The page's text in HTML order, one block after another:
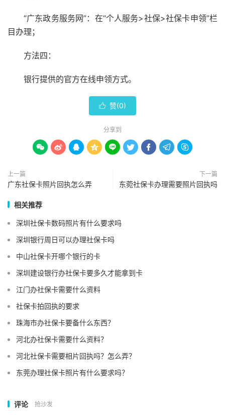
“广东政务服务网”：在“个人服务>社保>社保卡申领”栏
目办理；
方法四：
银行提供的官方在线申领方式。
 赞(0)
分享到
        
上一篇
广东社保卡照片回执怎么弄
下一篇
东菀社保卡办理需要照片回执吗
相关推荐
深圳社保卡数码照片有什么要求吗
深圳银行周日可以办理社保卡吗
中山社保卡开哪个银行的卡
深圳建设银行办社保卡要多久才能拿到卡
江门办社保卡需要什么资料
社保卡拍回执的要求
珠海市办社保卡要备什么东西？
河北办社保卡需要什么资料？
河北社保卡需要相片回执吗？怎么弄？
东莞办理社保卡照片有什么要求吗？
评论 抢沙发